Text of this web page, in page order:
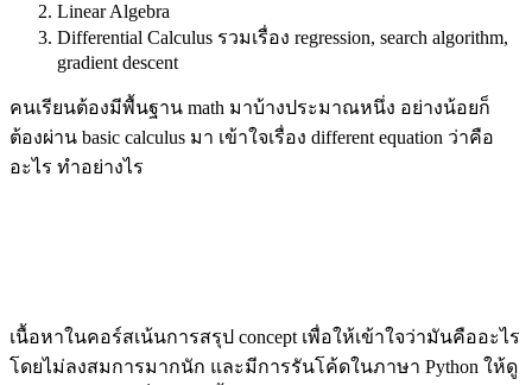
Linear Algebra
Differential Calculus รวมเรื่อง regression, search algorithm,
gradient descent
คนเรียนต้องมีพื้นฐาน math มาบ้างประมาณหนึ่ง อย่างน้อยก็
ต้องผ่าน basic calculus มา เข้าใจเรื่อง different equation ว่าคือ
อะไร ทำอย่างไร
เนื้อหาในคอร์สเน้นการสรุป concept เพื่อให้เข้าใจว่ามันคืออะไร
โดยไม่ลงสมการมากนัก และมีการรันโค้ดในภาษา Python ให้ดู